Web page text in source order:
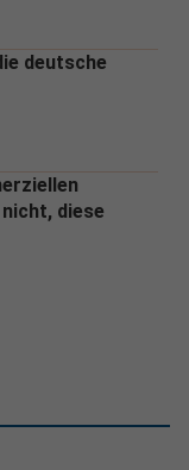
deutsche
diese